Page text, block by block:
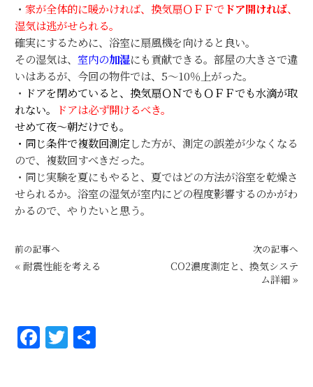
・ 家が全体的に暖かければ、換気扇ＯＦＦでドア開ければ、
湿気は逃がせられる。
確実にするために、浴室に扇風機を向けると良い。
その湿気は、 室内の加湿にも貢献できる。部屋の大きさで違
いはあるが、今回の物件では、5～10％上がった。
・ ドアを閉めていると、換気扇ＯＮでもＯＦＦでも水滴が取
れない。
ドアは必ず開けるべき。
せめて夜～朝だけでも。
・同じ条件で複数回測定した方が、測定の誤差が少なくなる
ので、複数回すべきだった。
・同じ実験を夏にもやると、夏ではどの方法が浴室を乾燥さ
せられるか。浴室の湿気が室内にどの程度影響するのかがわ
かるので、やりたいと思う。
前の記事へ
« 耐震性能を考える
次の記事へ
CO2濃度測定と、換気システ
ム詳細 »
F
a
T
w